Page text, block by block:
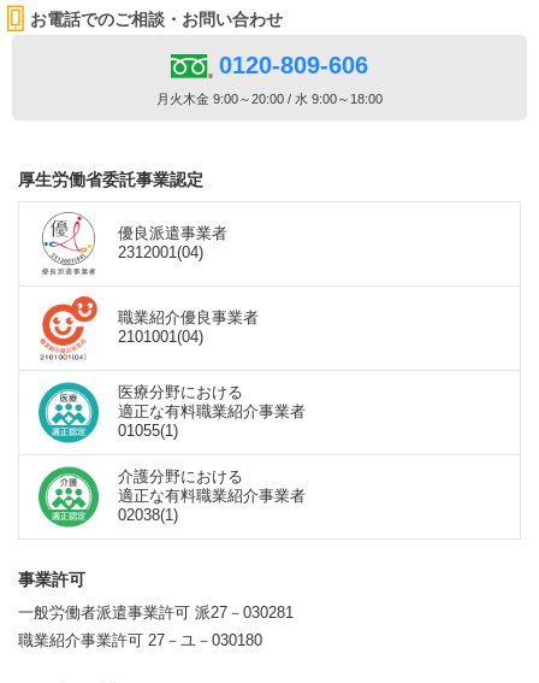
お電話でのご相談・お問い合わせ
0120-809-606
月火木金 9:00～20:00 / 水 9:00～18:00
厚生労働省委託事業認定
優良派遣事業者
2312001(04)
職業紹介優良事業者
2101001(04)
医療分野における
適正な有料職業紹介事業者
01055(1)
介護分野における
適正な有料職業紹介事業者
02038(1)
事業許可
一般労働者派遣事業許可 派27－030281
職業紹介事業許可 27－ユ－030180